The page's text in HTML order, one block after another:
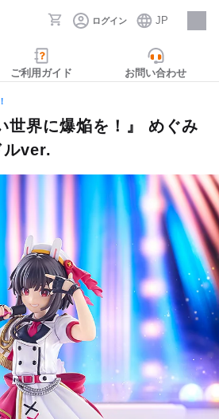
ログイン JP
採用情報
ご利用ガイド お問い合わせ
世界に爆焔を！』 めぐみ
ルver.